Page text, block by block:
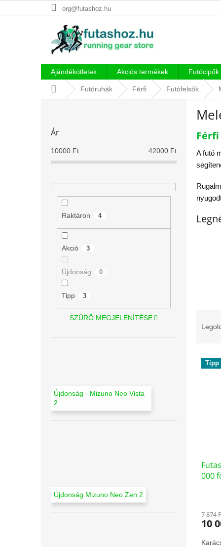
a
org@futashoz.hu
Ajándékötletek Akciós termékek Futócipők
KezdőlapFutóruhák Férfi Futófelsők
Ár
10000 Ft 42000 Ft
Raktáron 4
Akció 3
Újdonság 0
Tipp 3
SZŰRŐ MEGJELENÍTÉSE
Újdonság - Mizuno Neo Vista
2
Újdonság Mizuno Neo Zen 2
A futó
Tipp
000
7 874
10